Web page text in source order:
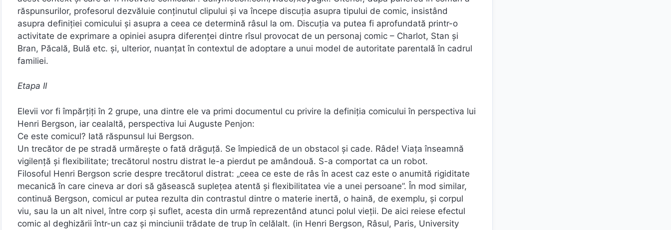
răspunsurilor, profesorul dezvăluie conținutul clipului și va începe discuția asupra tipului de comic, insistând
asupra definiției comicului și asupra a ceea ce determină râsul la om. Discuția va putea fi aprofundată printr-o
activitate de exprimare a opiniei asupra diferenței dintre rîsul provocat de un personaj comic – Charlot, Stan și
Bran, Păcală, Bulă etc. și, ulterior, nuanțat în contextul de adoptare a unui model de autoritate parentală în cadrul
familiei.
Etapa II
Elevii vor fi împărțiți în 2 grupe, una dintre ele va primi documentul cu privire la definiția comicului în perspectiva lui
Henri Bergson, iar cealaltă, perspectiva lui Auguste Penjon:
Ce este comicul? Iată răspunsul lui Bergson.
Un trecător de pe stradă urmărește o fată drăguță. Se împiedică de un obstacol și cade. Râde! Viața înseamnă
vigilență și flexibilitate; trecătorul nostru distrat le-a pierdut pe amândouă. S-a comportat ca un robot.
Filosoful Henri Bergson scrie despre trecătorul distrat: „ceea ce este de râs în acest caz este o anumită rigiditate
mecanică în care cineva ar dori să găsească suplețea atentă și flexibilitatea vie a unei persoane”. În mod similar,
continuă Bergson, comicul ar putea rezulta din contrastul dintre o materie inertă, o haină, de exemplu, și corpul
viu, sau la un alt nivel, între corp și suflet, acesta din urmă reprezentând atunci polul vieții. De aici reiese efectul
comic al deghizării într-un caz și minciunii trădate de trup în celălalt. (in Henri Bergson, Râsul, Paris, University